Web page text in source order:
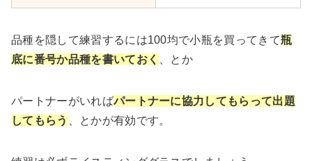
品種を隠して練習するには100均で小瓶を買ってきて瓶
底に番号か品種を書いておく
、とか
パートナーがいればパートナーに協力してもらって出題
してもらう
、とかが有効です。